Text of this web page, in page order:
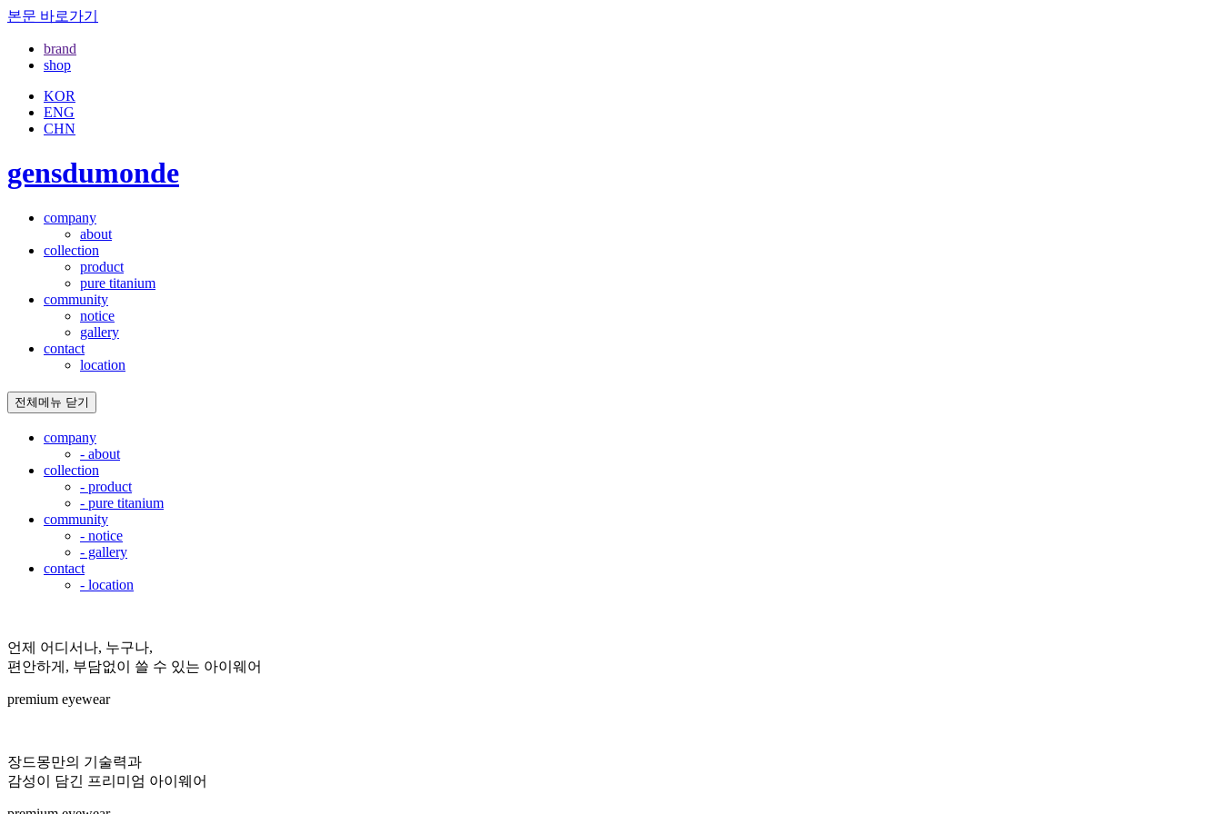
본문 바로가기
brand
shop
KOR
ENG
CHN
gensdumonde
company
about
collection
product
pure titanium
community
notice
gallery
contact
location
전체메뉴 닫기
company
- about
collection
- product
- pure titanium
community
- notice
- gallery
contact
- location
언제 어디서나, 누구나,
편안하게, 부담없이 쓸 수 있는 아이웨어
premium eyewear
장드몽만의 기술력과
감성이 담긴 프리미엄 아이웨어